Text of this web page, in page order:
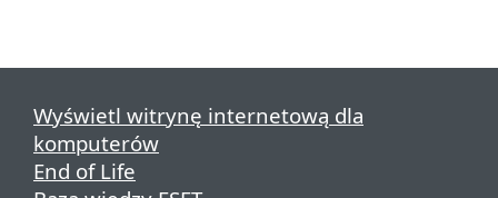
Wyświetl witrynę internetową dla
komputerów
End of Life